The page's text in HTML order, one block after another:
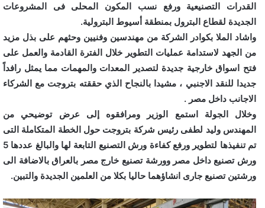
القدرات التصنيعية ورفع نسب المكون المحلى فى المشروعات
الجديدة لقطاع البترول بمنطقة أسيوط البترولية.
واشاد الملا بكوادر الشركة من مهندسين وفنيين وحثهم على بذل مزيد
من الجهد لاستدامة عمليات التطوير خلال الفترة القادمة والعمل على
فتح اسواق خارجية جديدة لتصدير المعدات والمهمات مما يمثل رافداً
جديدا للنقد الاجنبي ، مشيدا بالنجاح الذي حققته بتروجت مع الشركاء
الاجانب داخل مصر .
وخلال الجولة استمع الوزير ومرافقوه إلى عرض توضيحي من
المهندس وليد لطفى رئيس شركة بتروجت حول الخطة المتكاملة التى
تم تنفيذها لتطوير ورفع كفاءة ورش التصنيع التابعة لها والبالغ عددها 5
ورش تصنيع داخل مصر وورشة تصنيع خارج مصر بالعراق بالاضافة الى
ورشتين تصنيع جارى انشاؤهما حاليا بكلا من العلمين الجديدة والتبين.